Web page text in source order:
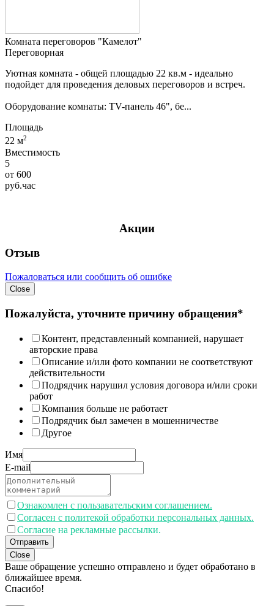
Комната переговоров "Камелот"
Переговорная
Уютная комната - общей площадью 22 кв.м - идеально
подойдет для проведения деловых переговоров и встреч.
Оборудование комнаты: TV-панель 46", бе...
Площадь
22 м2
Вместимость
5
от 600
руб.час
Акции
Отзыв
Пожаловаться или сообщить об ошибке
Close
Пожалуйста, уточните причину обращения*
Контент, представленный компанией, нарушает
авторские права
Описание и/или фото компании не соответствуют
действительности
Подрядчик нарушил условия договора и/или сроки
работ
Компания больше не работает
Подрядчик был замечен в мошенничестве
Другое
Имя
E-mail
Ознакомлен с пользавательским соглашением.
Согласен с политекой обработки персональных данных.
Согласие на рекламные рассылки.
Отправить
Close
Ваше обращение успешно отправлено и будет обработано в
ближайшее время.
Спасибо!